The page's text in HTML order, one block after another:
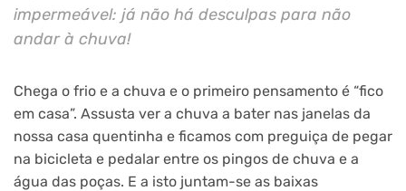
impermeável: já não há desculpas para não
andar à chuva!
Chega o frio e a chuva e o primeiro pensamento é “fico
em casa”. Assusta ver a chuva a bater nas janelas da
nossa casa quentinha e ficamos com preguiça de pegar
na bicicleta e pedalar entre os pingos de chuva e a
água das poças. E a isto juntam-se as baixas